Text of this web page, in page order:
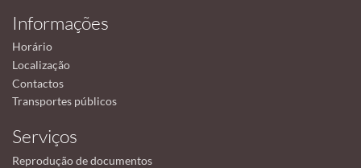
Informações
Horário
Localização
Contactos
Transportes públicos
Serviços
Reprodução de documentos